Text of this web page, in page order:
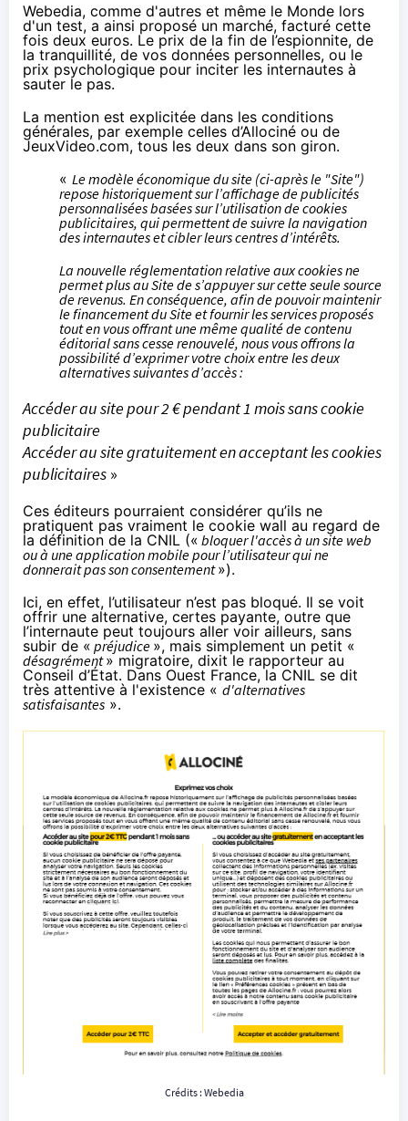
Webedia, comme d'autres et même le Monde lors
d'un test, a ainsi proposé un marché, facturé cette
fois deux euros. Le prix de la fin de l’espionnite, de
la tranquillité, de vos données personnelles, ou le
prix psychologique pour inciter les internautes à
sauter le pas.
La mention est explicitée dans les conditions
générales, par exemple celles d’Allociné ou de
JeuxVideo.com, tous les deux dans son giron.
« Le modèle économique du site (ci-après le "Site")
repose historiquement sur l’affichage de publicités
personnalisées basées sur l’utilisation de cookies
publicitaires, qui permettent de suivre la navigation
des internautes et cibler leurs centres d’intérêts.
La nouvelle réglementation relative aux cookies ne
permet plus au Site de s’appuyer sur cette seule source
de revenus. En conséquence, afin de pouvoir maintenir
le financement du Site et fournir les services proposés
tout en vous offrant une même qualité de contenu
éditorial sans cesse renouvelé, nous vous offrons la
possibilité d’exprimer votre choix entre les deux
alternatives suivantes d’accès :
Accéder au site pour 2 € pendant 1 mois sans cookie
publicitaire
Accéder au site gratuitement en acceptant les cookies
publicitaires »
Ces éditeurs pourraient considérer qu’ils ne
pratiquent pas vraiment le cookie wall au regard de
la définition de la CNIL (« bloquer l'accès à un site web
ou à une application mobile pour l’utilisateur qui ne
donnerait pas son consentement»).
Ici, en effet, l’utilisateur n’est pas bloqué. Il se voit
offrir une alternative, certes payante, outre que
l’internaute peut toujours aller voir ailleurs, sans
subir de « préjudice », mais simplement un petit «
désagrément» migratoire, dixit le rapporteur au
Conseil d’État. Dans Ouest France, la CNIL se dit
très attentive à l'existence « d'alternatives
satisfaisantes ».
Crédits : Webedia